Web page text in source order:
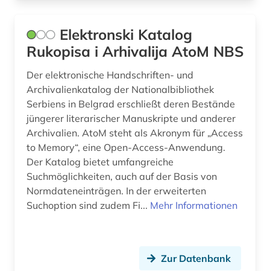
Elektronski Katalog
Rukopisa i Arhivalija AtoM NBS
Der elektronische Handschriften- und
Archivalienkatalog der Nationalbibliothek
Serbiens in Belgrad erschließt deren Bestände
jüngerer literarischer Manuskripte und anderer
Archivalien. AtoM steht als Akronym für „Access
to Memory“, eine Open-Access-Anwendung.
Der Katalog bietet umfangreiche
Suchmöglichkeiten, auch auf der Basis von
Normdateneinträgen. In der erweiterten
Suchoption sind zudem Fi... Mehr Informationen
Zur Datenbank